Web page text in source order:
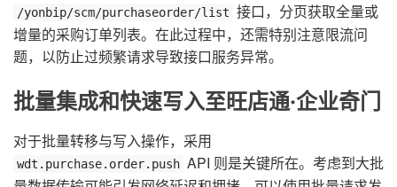
/yonbip/scm/purchaseorder/list 接口，分页获取全量或
增量的采购订单列表。在此过程中，还需特别注意限流问
题，以防止过频繁请求导致接口服务异常。
批量集成和快速写入至旺店通·企业奇门
对于批量转移与写入操作，采用
wdt.purchase.order.push API 则是关键所在。考虑到大批